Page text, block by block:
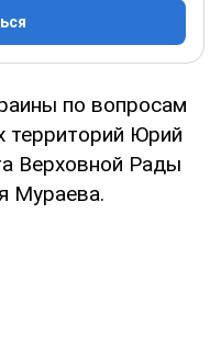
по вопросам
территорий Юрий
Верховной Рады
Мураева.